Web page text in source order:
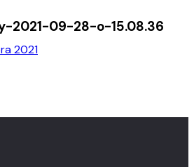
2021
2021-09-28-o-15.08.36